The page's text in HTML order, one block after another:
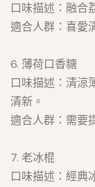
口味描述：融合
適合人群：喜愛
6. 薄荷口香糖
口味描述：清涼
清新。
適合人群：需要
7. 老冰棍
口味描述：經典